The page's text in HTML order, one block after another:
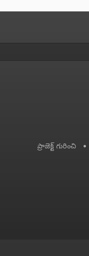
ప్రాజెక్ట్ గురించి •